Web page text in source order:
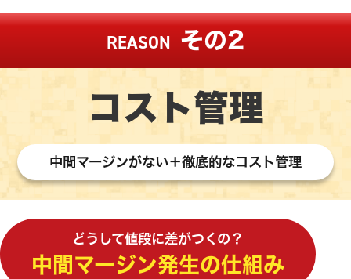
REASON その2
コスト管理
中間マージンがない＋徹底的なコスト管理
どうして値段に差がつくの？
中間マージン発生の仕組み